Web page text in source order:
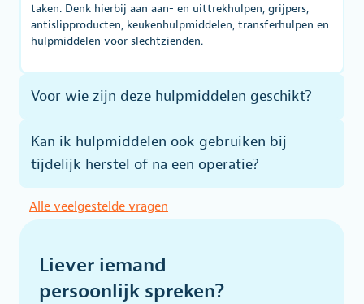
taken. Denk hierbij aan aan- en uittrekhulpen, grijpers,
antislipproducten, keukenhulpmiddelen, transferhulpen en
hulpmiddelen voor slechtzienden.
Voor wie zijn deze hulpmiddelen geschikt?
Kan ik hulpmiddelen ook gebruiken bij
tijdelijk herstel of na een operatie?
Alle veelgestelde vragen
Liever iemand
persoonlijk spreken?